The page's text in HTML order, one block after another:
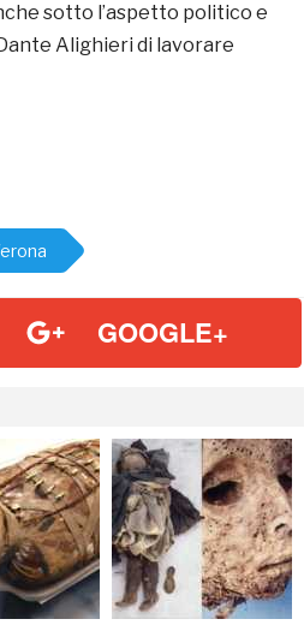
sotto l’aspetto politico e
Alighieri di lavorare
GOOGLE+